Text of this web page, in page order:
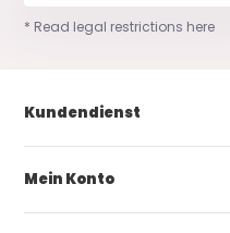
* Read legal restrictions here
Kundendienst
Mein Konto